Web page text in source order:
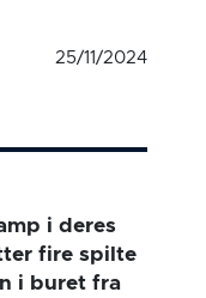
25/11/2024
i deres
fire spilte
i buret fra